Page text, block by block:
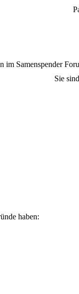
im Samenspender
Sie
haben: